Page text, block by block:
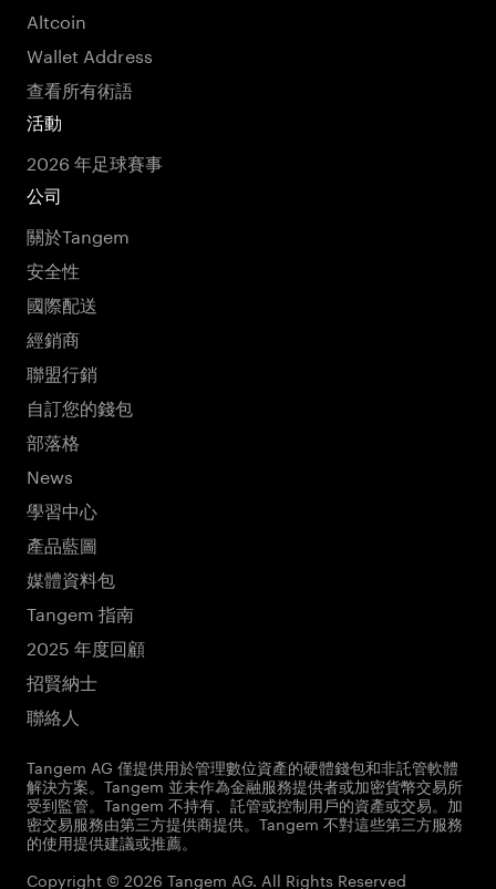
Altcoin
Wallet Address
查看所有術語
活動
2026 年足球賽事
公司
關於Tangem
安全性
國際配送
經銷商
聯盟行銷
自訂您的錢包
部落格
News
學習中心
產品藍圖
媒體資料包
Tangem 指南
2025 年度回顧
招賢納士
聯絡人
Tangem AG 僅提供用於管理數位資產的硬體錢包和非託管軟體
解決方案。Tangem 並未作為金融服務提供者或加密貨幣交易所
受到監管。Tangem 不持有、託管或控制用戶的資產或交易。加
密交易服務由第三方提供商提供。Tangem 不對這些第三方服務
的使用提供建議或推薦。